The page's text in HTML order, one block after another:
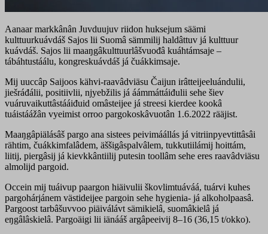
Aanaar markkânân Juvduujuv riidon huksejum säämi
kulttuurkuávdáš Sajos lii Suomâ sämmilij haldâttuv já kulttuur
kuávdáš. Sajos lii maaŋgâkulttuurlâšvuođâ kuáhtámsaje –
tábáhtustáálu, kongreskuávdáš já čuákkimsaje.
Mij uuccâp Saijoos kähvi-raavâdviäsu Čaijun irâtteijeeluándulii,
jiešráđálii, positiivlii, njyebžilis já áámmáttáiđulii sehe šiev
vuáruvaikuttâstááiđuid omâsteijee já streesi kierdee kookâ
tuáistáážân vyeimist orroo pargokoskâvuotân 1.6.2022 rääjist.
Maaŋgâpiälásâš pargo ana sistees peivimáállás já vitriinpyevtittâsâi
rähtim, čuákkimfalâdem, äššigâspalvâlem, tukkutiilámij hoittám,
liitij, piergâsij já kievkkântiilij putesin toollâm sehe eres raavâdviäsu
almolijd pargoid.
Occein mij tuáivup paargon hiäivulii škovlimtuáváá, tuárvi kuhes
pargohárjánem västideijee pargoin sehe hygienia- já alkoholpaasâ.
Pargoost tarbâšuvvoo piäiválávt sämikielâ, suomâkielâ já
eŋgâlâskielâ. Pargoäigi lii iänááš argâpeeivij 8–16 (36,15 t/okko).